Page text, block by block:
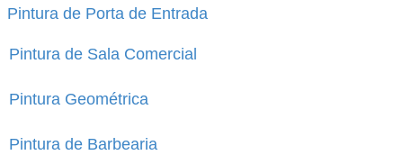
Pintura de Porta de Entrada
Pintura de Sala Comercial
Pintura Geométrica
Pintura de Barbearia